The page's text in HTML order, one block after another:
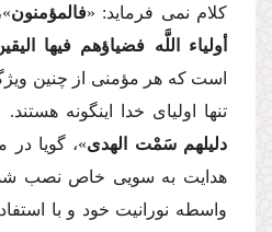
كلام نمى فرماید: «فالمؤمنون
أولیاء اللَّه فضیاؤهم فیها
است كه هر مؤمنى از چنین
تنها اولیاى خدا اینگونه هستند.
دلیلهم سَمْت الهدى»، گویا در
هدایت به سویى خاص نصب شده
واسطه نورانیت خود و با